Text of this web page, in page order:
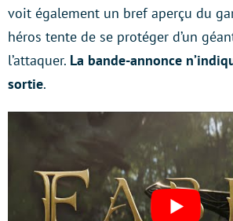
voit également un bref aperçu du
héros tente de se protéger d’un
l’attaquer. La bande-annonce
sortie.